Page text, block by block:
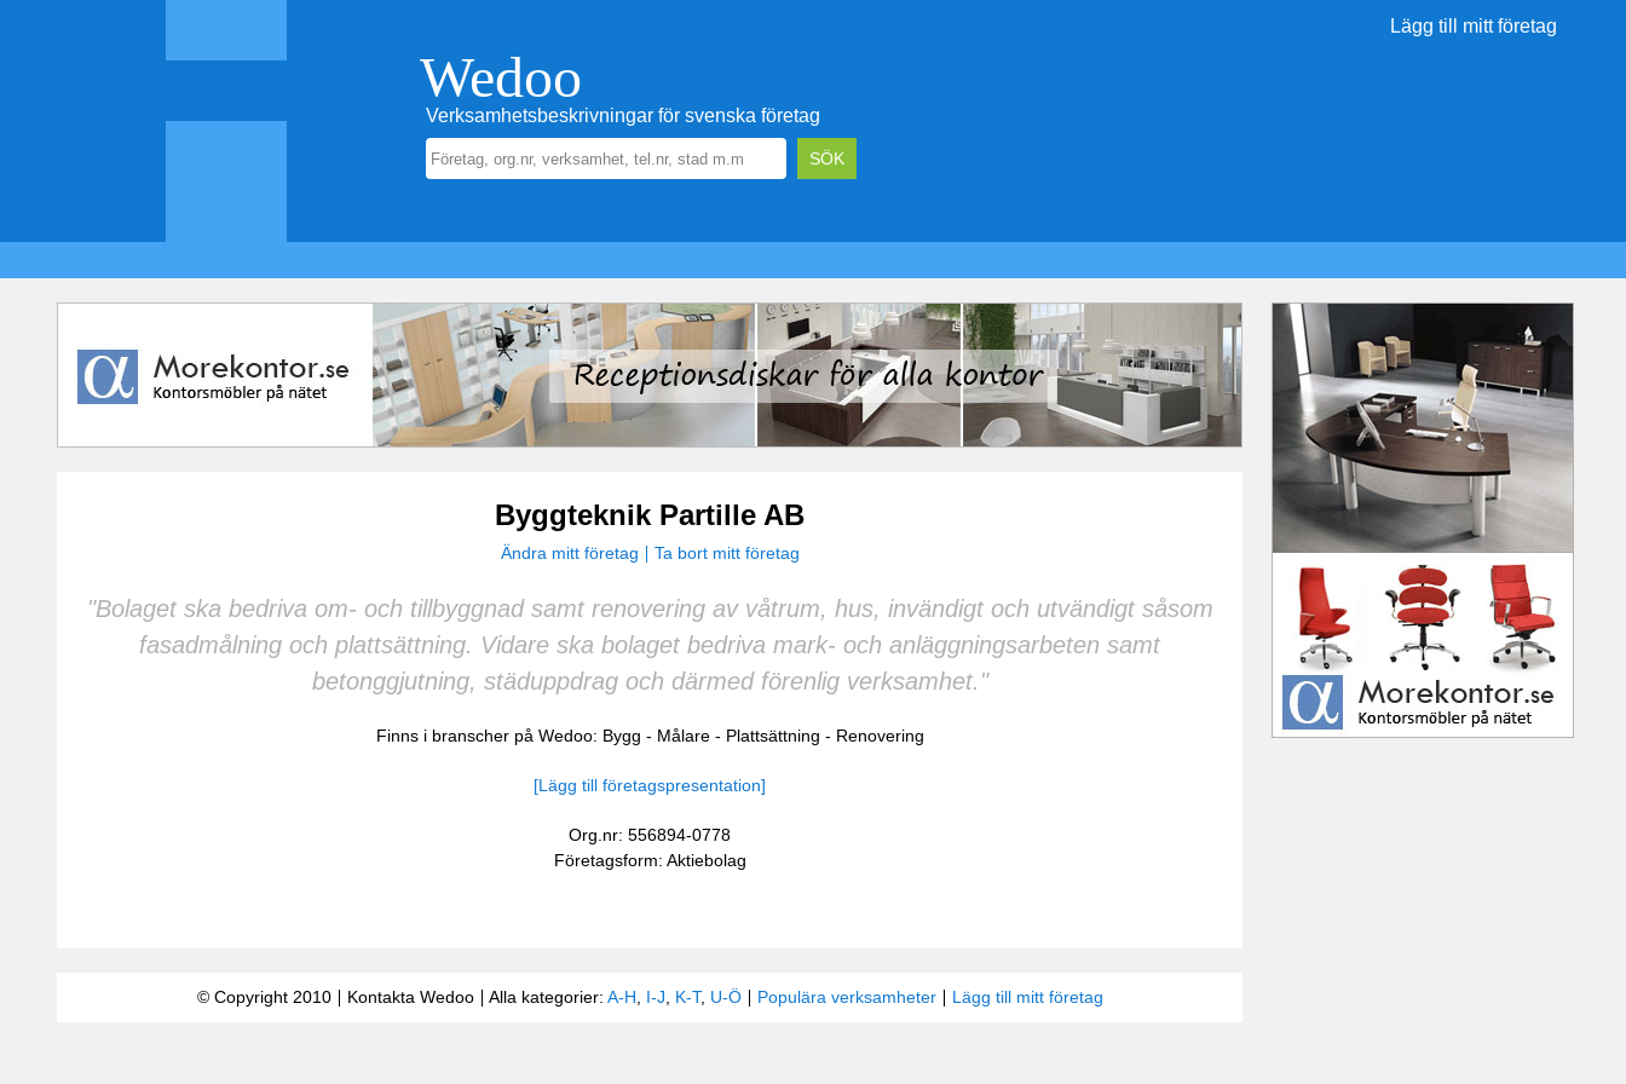
Lägg till mitt företag
Wedoo
Verksamhetsbeskrivningar för svenska företag
Byggteknik Partille AB
Ändra mitt företag Ta bort mitt företag
"Bolaget ska bedriva om- och tillbyggnad samt renovering av våtrum, hus, invändigt och utvändigt såsom
fasadmålning och plattsättning. Vidare ska bolaget bedriva mark- och anläggningsarbeten samt
betonggjutning, städuppdrag och därmed förenlig verksamhet."
Finns i branscher på Wedoo: Bygg - Målare- Plattsättning - Renovering
[Lägg till företagspresentation]
Org.nr: 556894-0778
Företagsform: Aktiebolag
© Copyright 2010 Kontakta Wedoo Alla kategorier: A-H I-J K-T, U-Ö Populära verksamheter Lägg till mitt företag